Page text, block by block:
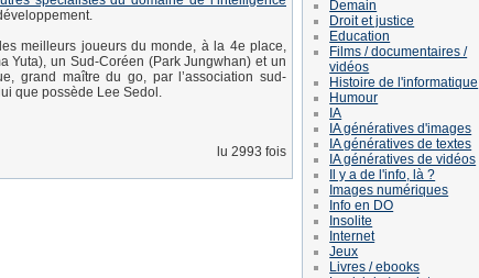
meilleurs joueurs du monde, à la 4e place,
Yuta), un Sud-Coréen (Park Jungwhan) et un
grand maître du go, par l’association sud-
que possède Lee Sedol.
lu 2993 fois
Demain
Droit et justice
Education
Films / documentaires /
vidéos
Histoire de l'informatique
Humour
IA
IA génératives d'images
IA génératives de textes
IA génératives de vidéos
Il y a de l'info, là ?
Images numériques
Info en DO
Insolite
Internet
Jeux
Livres / ebooks